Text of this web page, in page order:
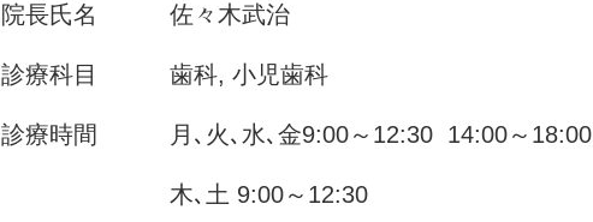
院長氏名 佐々木武治
診療科目 歯科, 小児歯科
診療時間 月､火､水､金9:00～12:30 14:00～18:00
木､土 9:00～12:30